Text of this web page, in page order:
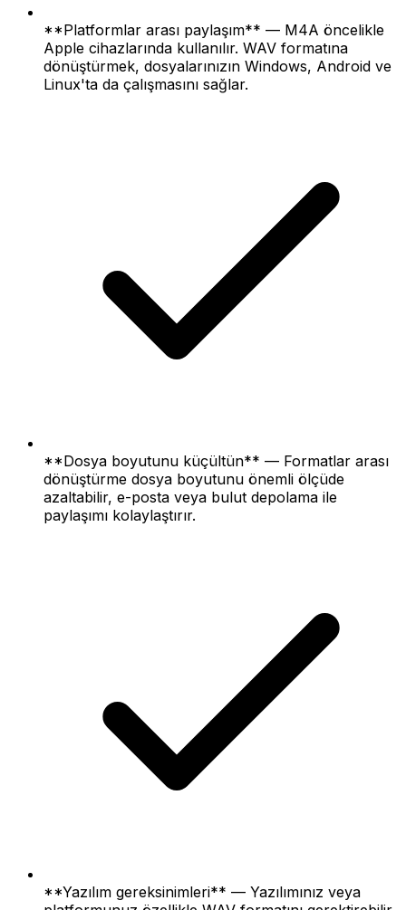
**Platformlar arası paylaşım** — M4A öncelikle
Apple cihazlarında kullanılır. WAV formatına
dönüştürmek, dosyalarınızın Windows, Android ve
Linux'ta da çalışmasını sağlar.
**Dosya boyutunu küçültün** — Formatlar arası
dönüştürme dosya boyutunu önemli ölçüde
azaltabilir, e-posta veya bulut depolama ile
paylaşımı kolaylaştırır.
**Yazılım gereksinimleri** — Yazılımınız veya